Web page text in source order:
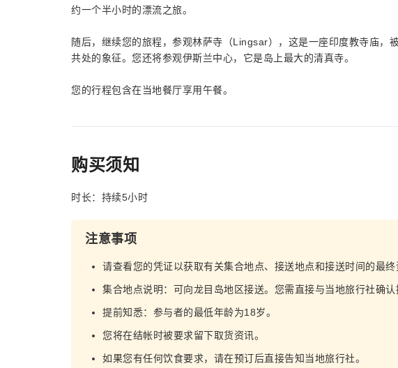
约一个半小时​​的漂流之旅。
随后，继续您的旅程，参观林萨寺（Lingsar），这是一座印度教寺庙，
共处的象征。您还将参观伊斯兰中心，它是岛上最大的清真寺。
您的行程包含在当地餐厅享用午餐。
购买须知
时长：持续5小时
注意事项
请查看您的凭证以获取有关集合地点、接送地点和接送时间的最终
集合地点说明：可向龙目岛地区接送。您需直接与当地旅行社确认
提前知悉：参与者的最低年龄为18岁。
您将在结帐时被要求留下取货资讯。
如果您有任何饮食要求，请在预订后直接告知当地旅行社。